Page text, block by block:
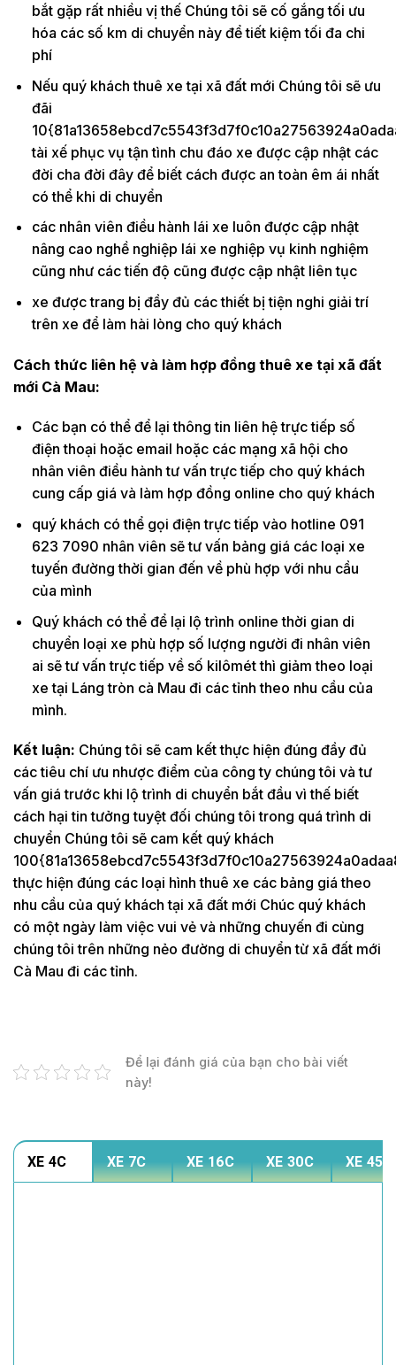
bắt gặp rất nhiều vị thế Chúng tôi sẽ cố gắng tối ưu
hóa các số km di chuyển này để tiết kiệm tối đa chi
phí
Nếu quý khách thuê xe tại xã đất mới Chúng tôi sẽ ưu
đãi
tài xế phục vụ tận tình chu đáo xe được cập nhật các
đời cha đời đây để biết cách được an toàn êm ái nhất
có thể khi di chuyển
các nhân viên điều hành lái xe luôn được cập nhật
nâng cao nghề nghiệp lái xe nghiệp vụ kinh nghiệm
cũng như các tiến độ cũng được cập nhật liên tục
xe được trang bị đầy đủ các thiết bị tiện nghi giải trí
trên xe để làm hài lòng cho quý khách
Cách thức liên hệ và làm hợp đồng thuê xe tại xã đất
mới Cà Mau:
Các bạn có thể để lại thông tin liên hệ trực tiếp số
điện thoại hoặc email hoặc các mạng xã hội cho
nhân viên điều hành tư vấn trực tiếp cho quý khách
cung cấp giá và làm hợp đồng online cho quý khách
quý khách có thể gọi điện trực tiếp vào hotline 091
623 7090 nhân viên sẽ tư vấn bảng giá các loại xe
tuyến đường thời gian đến về phù hợp với nhu cầu
của mình
Quý khách có thể để lại lộ trình online thời gian di
chuyển loại xe phù hợp số lượng người đi nhân viên
ai sẽ tư vấn trực tiếp về số kilômét thì giảm theo loại
xe tại Láng tròn cà Mau đi các tỉnh theo nhu cầu của
mình.
Kết luận: Chúng tôi sẽ cam kết thực hiện đúng đầy đủ
các tiêu chí ưu nhược điểm của công ty chúng tôi và tư
vấn giá trước khi lộ trình di chuyển bắt đầu vì thế biết
cách hại tin tưởng tuyệt đối chúng tôi trong quá trình di
chuyển Chúng tôi sẽ cam kết quý khách
thực hiện đúng các loại hình thuê xe các bảng giá theo
nhu cầu của quý khách tại xã đất mới Chúc quý khách
có một ngày làm việc vui vẻ và những chuyến đi cùng
chúng tôi trên những nẻo đường di chuyển từ xã đất mới
Cà Mau đi các tỉnh.
Để lại đánh giá của bạn cho bài viết
này!
XE 4C XE 7C XE 16C XE 30C XE 45C